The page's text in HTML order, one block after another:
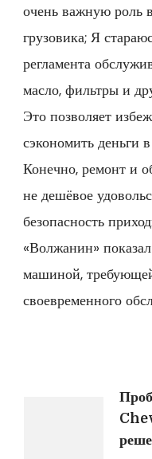
очень важную роль
грузовика; Я
регламента
масло, фильтры и
Это позволяет
сэкономить деньги
Конечно, ремонт и
не дешёвое
безопасность
«Волжанин»
машиной,
своевременного